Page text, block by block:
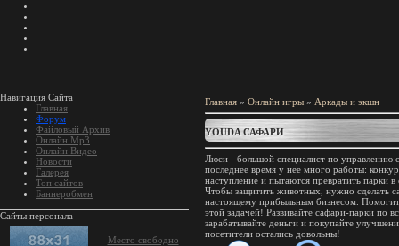
Навигация Сайта
Главная
Форум
Файловый Архив
Онлайн Mp3
Онлайн Видео
Новости
Галерея
Топ сайтов
Баннеробмен
Сайты персонала
Место свободно
Главная » Онлайн игры » Аркады и экшн
YOUDA САФАРИ
Люси - большой специалист по управлению
последнее время у нее много работы:
наступление и пытаются превратить парки
Чтобы защитить животных, нужно сделать
настоящему прибыльным бизнесом.
этой задачей! Развивайте сафари-парки по
зарабатывайте деньги и покупайте
посетители остались довольны!